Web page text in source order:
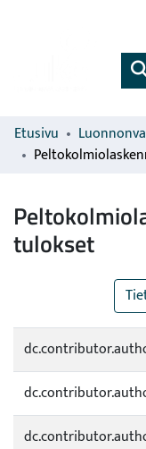
Etusivu
tulokset